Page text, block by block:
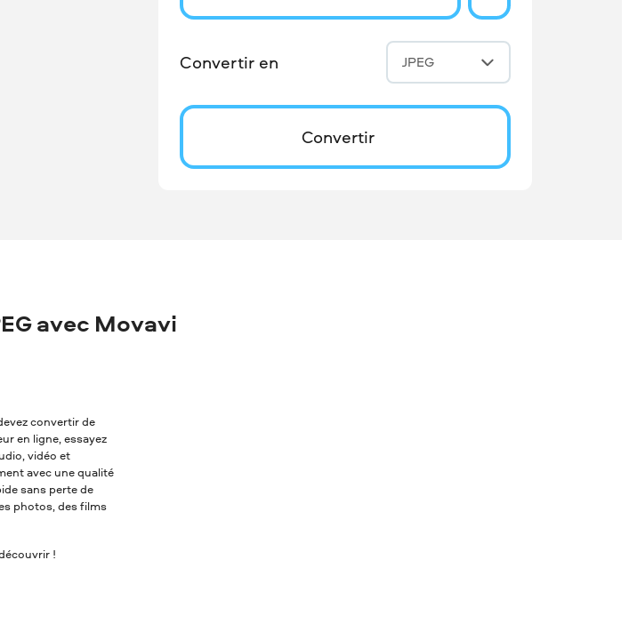
Convertir en JPEG
Convertir
avec Movavi
convertir de
en ligne, essayez
vidéo et
avec une qualité
sans perte de
photos, des films
!